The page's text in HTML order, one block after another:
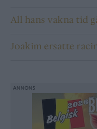
All hans vakna tid
Joakim ersatte